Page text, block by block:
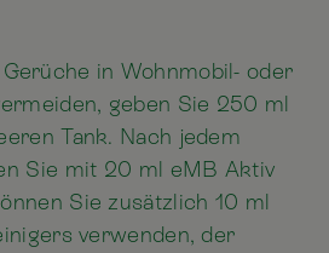
in Wohnmobil- oder
geben Sie 250 ml
Tank. Nach jedem
Sie mit 20 ml eMB Aktiv
Sie zusätzlich 10 ml
verwenden, der